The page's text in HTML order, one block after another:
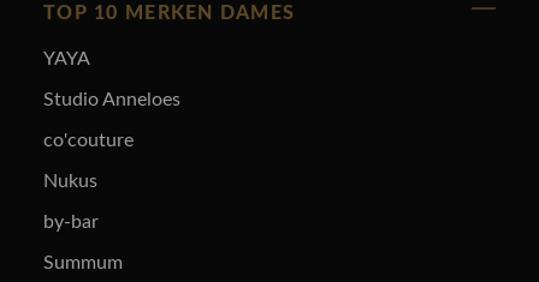
TOP 10 MERKEN DAMES
YAYA
Studio Anneloes
co'couture
Nukus
by-bar
Summum